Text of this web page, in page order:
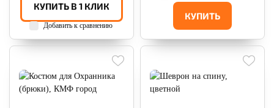
КУПИТЬ В 1 КЛИК
Добавить к сравнению
КУПИТЬ